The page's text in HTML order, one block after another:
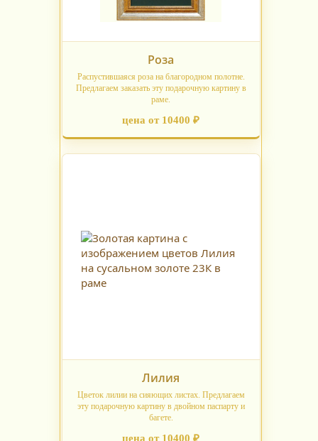
Роза
Распустившаяся роза на благородном полотне.
Предлагаем заказать эту подарочную картину в
раме.
цена от 10400 ₽
Лилия
Цветок лилии на сияющих листах. Предлагаем
эту подарочную картину в двойном паспарту и
багете.
цена от 10400 ₽